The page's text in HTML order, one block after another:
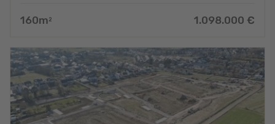
160m 2 1.098.000 €